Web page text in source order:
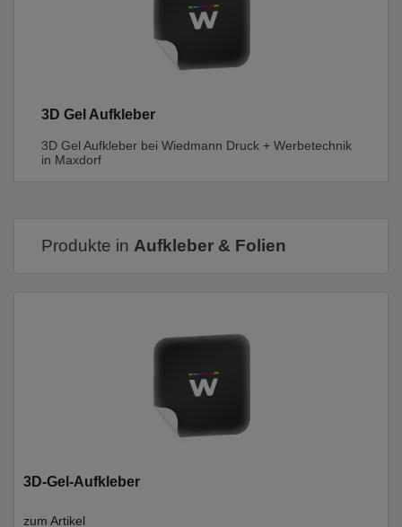
3D Gel Aufkleber
3D Gel Aufkleber bei Wiedmann Druck + Werbetechnik
in Maxdorf
Produkte in Aufkleber & Folien
3D-Gel-Aufkleber
zum Artikel